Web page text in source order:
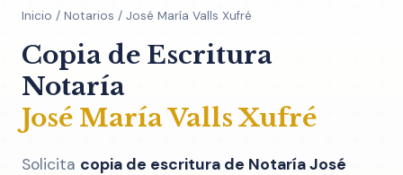
Inicio / Notarios / José María Valls Xufré
Copia de Escritura
Notaría
José María Valls Xufré
Solicita copia de escritura de Notaría José